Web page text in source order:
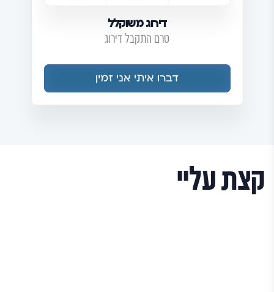
דירוג משוקלל
טרם התקבל דירוג
דברו איתי אני זמין
קצת עליי